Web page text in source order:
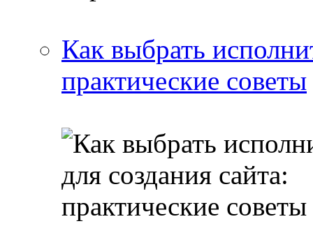
Как выбрать
практические советы